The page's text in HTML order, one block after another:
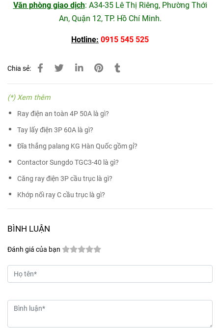
Văn phòng giao dịch: A34-35 Lê Thị Riêng, Phường Thới
An, Quận 12, TP. Hồ Chí Minh.
Hotline: 0915 545 525
Chia sẻ:
(*) Xem thêm
Ray điện an toàn 4P 50A là gì?
Tay lấy điện 3P 60A là gì?
Đĩa thắng palang KG Hàn Quốc gồm gỉ?
Contactor Sungdo TGC3-40 là gì?
Căng ray điện 3P cầu trục là gì?
Khớp nối ray C cầu trục là gì?
BÌNH LUẬN
Đánh giá của bạn